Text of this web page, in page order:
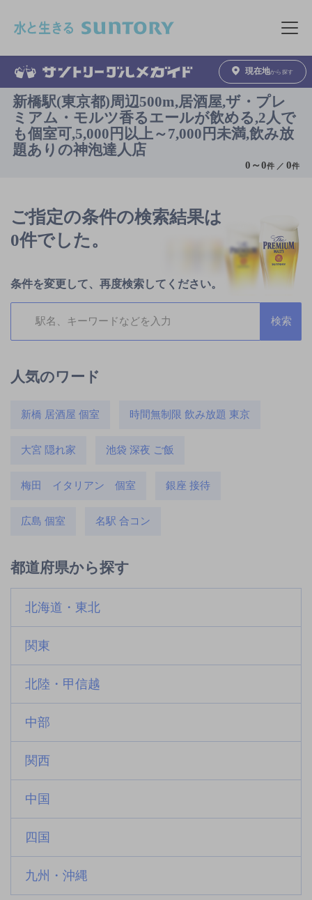
メニュ
現在地から探す
新橋駅(東京都)周辺500m,居酒屋,ザ・プレ
ミアム・モルツ香るエールが飲める,2人で
も個室可,5,000円以上～7,000円未満,飲み放
題ありの神泡達人店
0 ～0件 ／0件
ご指定の条件の検索結果は
0件でした。
条件を変更して、再度検索してください。
人気のワード
新橋 居酒屋 個室 時間無制限 飲み放題 東京
大宮 隠れ家 池袋 深夜 ご飯
梅田 イタリアン 個室 銀座 接待
広島 個室 名駅 合コン
都道府県から探す
北海道・東北
関東
北陸・甲信越
中部
関西
中国
四国
九州・沖縄